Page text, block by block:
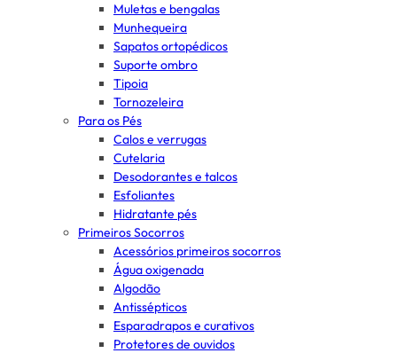
Muletas e bengalas
Munhequeira
Sapatos ortopédicos
Suporte ombro
Tipoia
Tornozeleira
Para os Pés
Calos e verrugas
Cutelaria
Desodorantes e talcos
Esfoliantes
Hidratante pés
Primeiros Socorros
Acessórios primeiros socorros
Água oxigenada
Algodão
Antissépticos
Esparadrapos e curativos
Protetores de ouvidos